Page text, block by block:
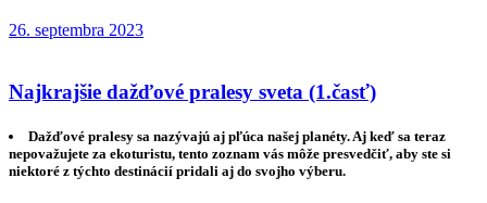
26. septembra 2023
Najkrajšie dažďové pralesy sveta (1.časť)
Dažďové pralesy sa nazývajú aj pľúca našej planéty. Aj keď sa teraz
nepovažujete za ekoturistu, tento zoznam vás môže presvedčiť, aby ste si
niektoré z týchto destinácií pridali aj do svojho výberu.